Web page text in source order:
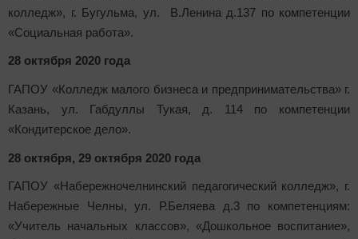
колледж», г. Бугульма, ул. В.Ленина д.137 по компетенции
«Социальная работа».
28 октября 2020 года
ГАПОУ «Колледж малого бизнеса и предпринимательства» г.
Казань, ул. Габдуллы Тукая, д. 114 по компетенции
«Кондитерское дело».
28 октября, 29 октября 2020 года
ГАПОУ «Набережночелнинский педагогический колледж», г.
Набережные Челны, ул. Р.Беляева д.3 по компетенциям:
«Учитель начальных классов», «Дошкольное воспитание»,